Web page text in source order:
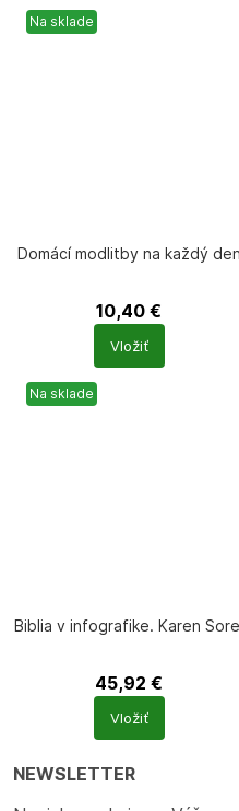
Na sklade
Domácí modlitby na každý den
10,40 €
Počet
produktů
Vložiť
Na sklade
Biblia v infografike. Karen
45,92 €
Počet
produktů
Vložiť
NEWSLETTER